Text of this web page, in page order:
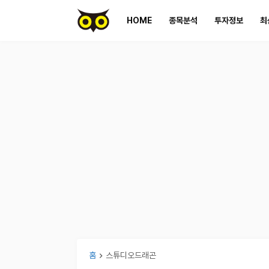
HOME 종목분석 투자정보 최
홈 스튜디오드래곤